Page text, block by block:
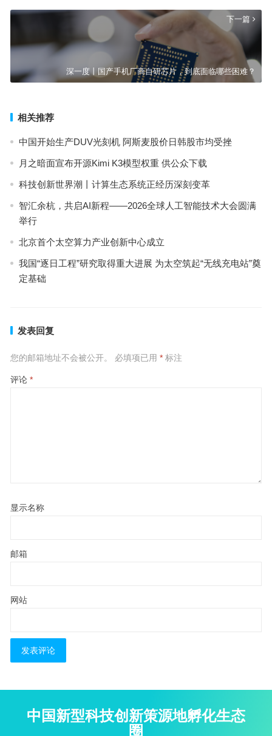
下一篇
深一度丨国产手机厂商自研芯片，到底面临哪些困难？
相关推荐
中国开始生产DUV光刻机 阿斯麦股价日韩股市均受挫
月之暗面宣布开源Kimi K3模型权重 供公众下载
科技创新世界潮丨计算生态系统正经历深刻变革
智汇余杭，共启AI新程——2026全球人工智能技术大会圆满
举行
北京首个太空算力产业创新中心成立
我国“逐日工程”研究取得重大进展 为太空筑起“无线充电站”奠
定基础
发表回复
您的邮箱地址不会被公开。 必填项已用 *标注
评论 *
显示名称
邮箱
网站
中国新型科技创新策源地孵化生态
圈